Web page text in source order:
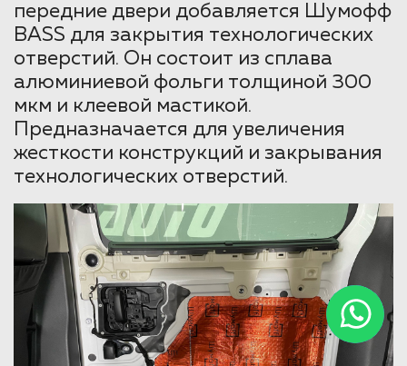
передние двери добавляется Шумофф
BASS для закрытия технологических
отверстий. Он состоит из сплава
алюминиевой фольги толщиной 300
мкм и клеевой мастикой.
Предназначается для увеличения
жесткости конструкций и закрывания
технологических отверстий.